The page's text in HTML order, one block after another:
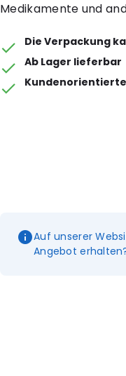
Medikamente und
Die Verpackung
Ab Lager lieferbar
Auf unserer
Angebot